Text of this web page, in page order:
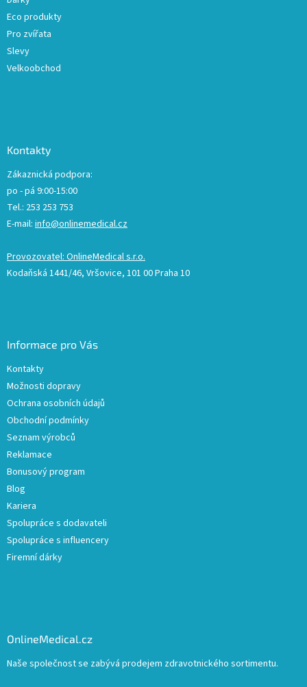
Eco produkty
Pro zvířata
Slevy
Velkoobchod
Kontakty
Zákaznická podpora:
po - pá 9:00-15:00
Tel.: 253 253 753
E-mail: info@onlinemedical.cz
Provozovatel: OnlineMedical s.r.o.
Kodaňská 1441/46, Vršovice, 101 00 Praha 10
Informace pro Vás
Kontakty
Možnosti dopravy
Ochrana osobních údajů
Obchodní podmínky
Seznam výrobců
Reklamace
Bonusový program
Blog
Kariera
Spolupráce s dodavateli
Spolupráce s influencery
Firemní dárky
OnlineMedical.cz
Naše společnost se zabývá prodejem zdravotnického sortimentu.